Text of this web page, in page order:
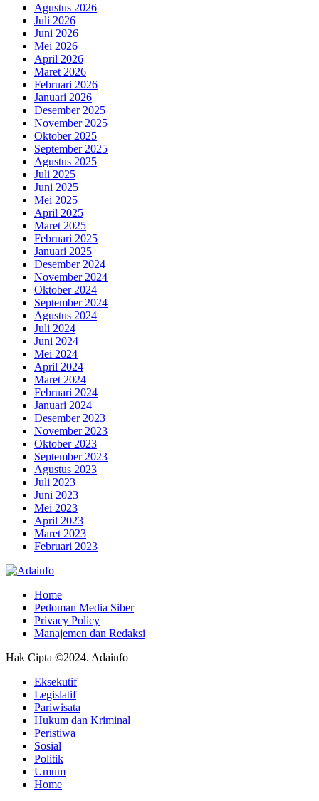
Agustus 2026
Juli 2026
Juni 2026
Mei 2026
April 2026
Maret 2026
Februari 2026
Januari 2026
Desember 2025
November 2025
Oktober 2025
September 2025
Agustus 2025
Juli 2025
Juni 2025
Mei 2025
April 2025
Maret 2025
Februari 2025
Januari 2025
Desember 2024
November 2024
Oktober 2024
September 2024
Agustus 2024
Juli 2024
Juni 2024
Mei 2024
April 2024
Maret 2024
Februari 2024
Januari 2024
Desember 2023
November 2023
Oktober 2023
September 2023
Agustus 2023
Juli 2023
Juni 2023
Mei 2023
April 2023
Maret 2023
Februari 2023
Home
Pedoman Media Siber
Privacy Policy
Manajemen dan Redaksi
Hak Cipta ©2024. Adainfo
Eksekutif
Legislatif
Pariwisata
Hukum dan Kriminal
Peristiwa
Sosial
Politik
Umum
Home